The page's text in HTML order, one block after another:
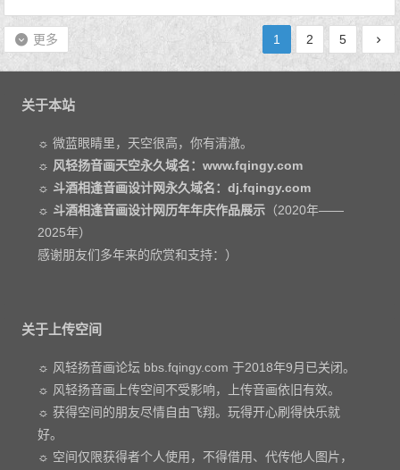
更多 1 2 5
关于本站
☼ 微蓝眼睛里，天空很高，你有清澈。
☼ 风轻扬音画天空永久域名：www.fqingy.com
☼ 斗酒相逢音画设计网永久域名：dj.fqingy.com
☼ 斗酒相逢音画设计网历年年庆作品展示 （2020年——
2025年）
感谢朋友们多年来的欣赏和支持：）
关于上传空间
☼ 风轻扬音画论坛 bbs.fqingy.com 于2018年9月已关闭。
☼ 风轻扬音画上传空间不受影响，上传音画依旧有效。
☼ 获得空间的朋友尽情自由飞翔。玩得开心刷得快乐就
好。
☼ 空间仅限获得者个人使用，不得借用、代传他人图片，